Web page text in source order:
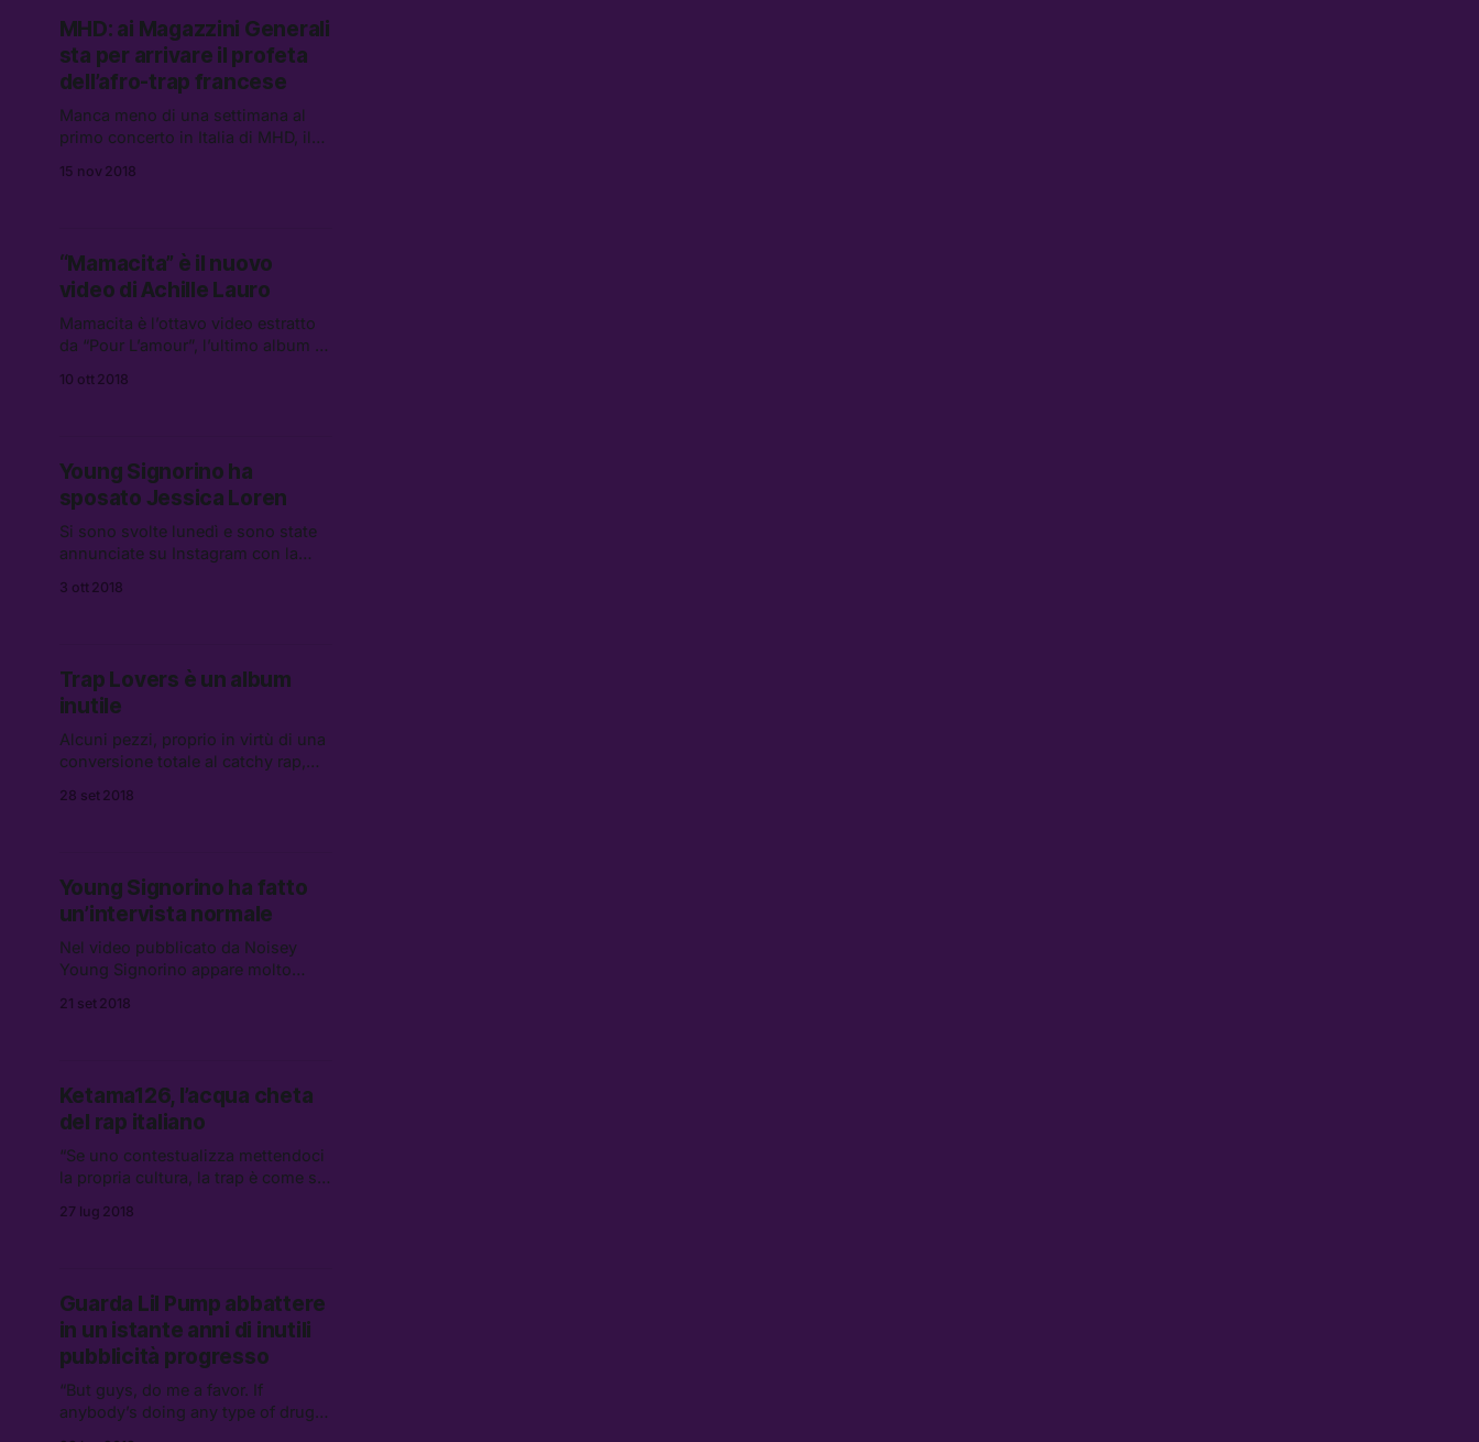
MHD: ai Magazzini Generali
sta per arrivare il profeta
dell’afro-trap francese
Manca meno di una settimana al
primo concerto in Italia di MHD, il
15 nov 2018
“Mamacita” è il nuovo
video di Achille Lauro
Mamacita è l’ottavo video estratto
da “Pour L’amour”, l’ultimo album di
Doms e pubblicato da Sony Music il
10 ott 2018
Young Signorino ha
sposato Jessica Loren
Si sono svolte lunedì e sono state
annunciate su Instagram con la
prima il rapper bacia la sua
mani inanelate.
3 ott 2018
Trap Lovers è un album
inutile
Alcuni pezzi, proprio in virtù di una
conversione totale al catchy rap,
Adesso frullano in testa per
28 set 2018
Young Signorino ha fatto
un’intervista normale
Nel video pubblicato da Noisey
Young Signorino appare molto
anche cose normali, tipo che a
21 set 2018
Ketama126, l’acqua cheta
del rap italiano
“Se uno contestualizza mettendoci
la propria cultura, la trap è come se
intesa come popolare, però del
27 lug 2018
Guarda Lil Pump abbattere
in un istante anni di inutili
pubblicità progresso
“But guys, do me a favor. If
anybody’s doing any type of drugs